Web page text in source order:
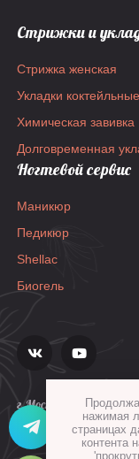
Стрижки и
Стрижка женская
Укладки коктейльные
Химическая завивка
Долговременная
Ногтевой сервис
Маникюр
Педикюр
Shellac
Биогель
г.Москва,
нажимая
страницах
контента